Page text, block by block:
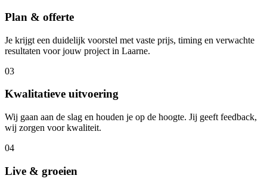
Plan & offerte
Je krijgt een duidelijk voorstel met vaste prijs, timing en verwachte
resultaten voor jouw project in Laarne.
03
Kwalitatieve uitvoering
Wij gaan aan de slag en houden je op de hoogte. Jij geeft feedback,
wij zorgen voor kwaliteit.
04
Live & groeien